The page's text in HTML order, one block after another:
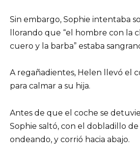
Sin embargo, Sophie intentaba
llorando que “el hombre con la
cuero y la barba” estaba
A regañadientes, Helen llevó el
para calmar a su hija.
Antes de que el coche se
Sophie saltó, con el dobladillo de
ondeando, y corrió hacia abajo.